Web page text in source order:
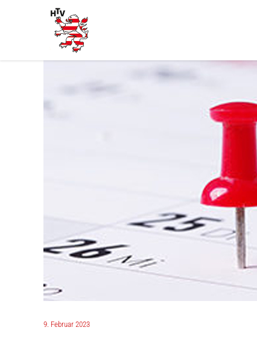
9. Februar 2023